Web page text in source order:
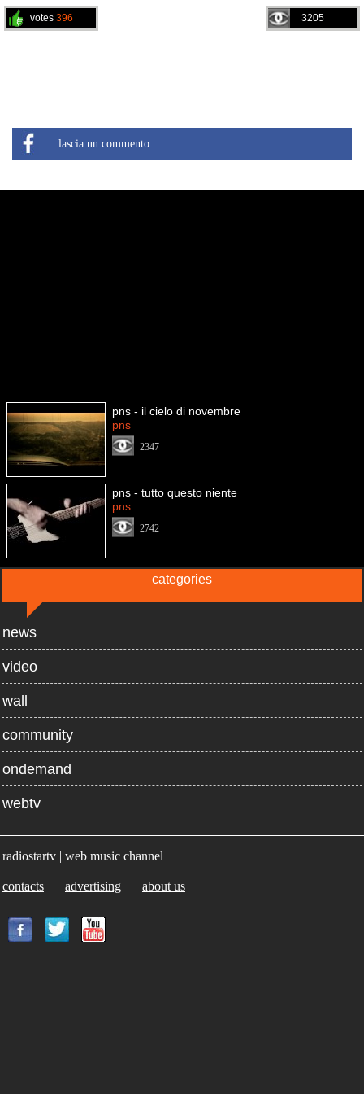
3205
votes 396
lascia un commento
pns - il cielo di novembre
pns
2347
pns - tutto questo niente
pns
2742
categories
news
video
wall
community
ondemand
webtv
radiostartv | web music channel
contacts advertising about us